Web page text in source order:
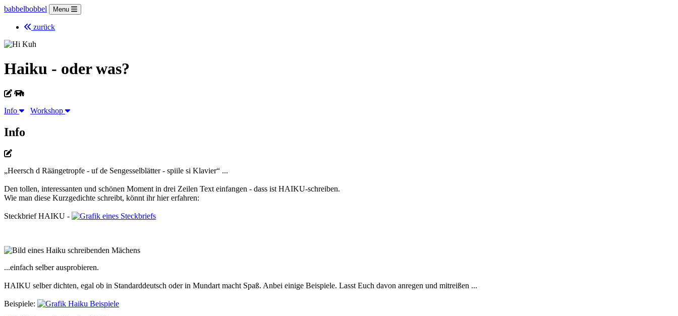
babbelbobbel Menu
zurück
Haiku - oder was?
Info Workshop
Info
„Heersch d Räängetropfe - uf de Sengesselblätter - spiile si Klavier“ ...
Den tollen, interessanten und schönen Moment in drei Zeilen Text einfangen - dass ist HAIKU-schreiben.
Wie man diese Kurzgedichte schreibt, könnt ihr hier erfahren:
Steckbrief HAIKU -
...einfach selber ausprobieren.
HAIKU selber dichten, egal ob in Standarddeutsch oder in Mundart macht Spaß. Anbei einige Beispiele. Lasst Euch davon anregen und mitreißen ...
Beispiele: